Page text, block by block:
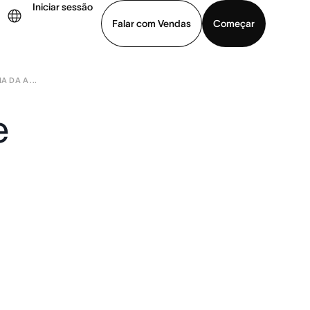
Iniciar sessão
Falar com Vendas
Começar
uma demonstração
DA A ...